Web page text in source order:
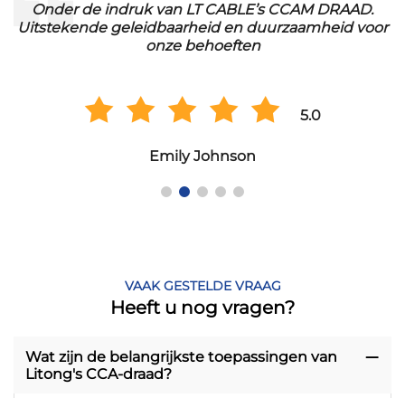
Onder de indruk van LT CABLE’s CCAM DRAAD.
Uitstekende geleidbaarheid en duurzaamheid voor
onze behoeften
5.0
Emily Johnson
VAAK GESTELDE VRAAG
Heeft u nog vragen?
Wat zijn de belangrijkste toepassingen van
Litong's CCA-draad?